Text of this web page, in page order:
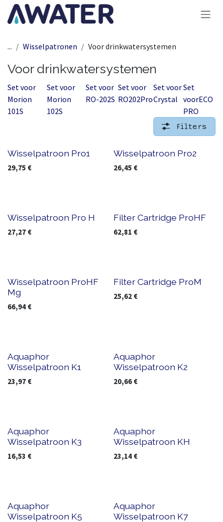
Overslaan naar inhoud
... Wisselpatronen Voor drinkwatersystemen
Voor drinkwatersystemen
Set voor
Morion
101S
Set voor
Morion
102S
Set voor
RO-202S
Set voor
RO202Pro
Set voor
Crystal
Set
voorECO
PRO
Filters
Wisselpatroon Pro1
29,75 €
Wisselpatroon Pro2
26,45 €
Wisselpatroon Pro H
27,27 €
Filter Cartridge ProHF
62,81 €
Wisselpatroon ProHF
Mg
66,94 €
Filter Cartridge ProM
25,62 €
Aquaphor
Wisselpatroon K1
23,97 €
Aquaphor
Wisselpatroon K2
20,66 €
Aquaphor
Wisselpatroon K3
16,53 €
Aquaphor
Wisselpatroon KH
23,14 €
Aquaphor
Wisselpatroon K5
Aquaphor
Wisselpatroon K7